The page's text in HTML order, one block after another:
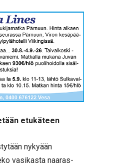
etukäteen
nykyään
vasikasta naaras-